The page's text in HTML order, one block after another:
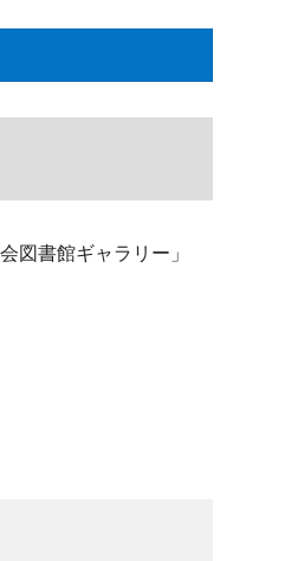
図書館ギャラリー」